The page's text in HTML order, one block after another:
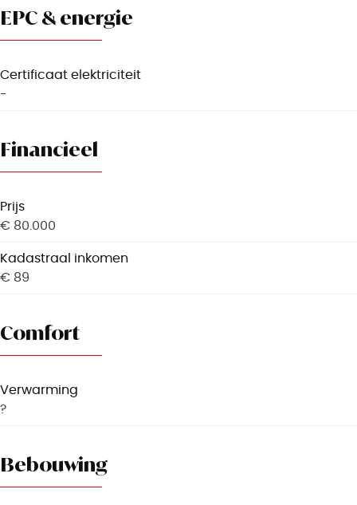
EPC & energie
Certificaat elektriciteit
-
Financieel
Prijs
€ 80.000
Kadastraal inkomen
€ 89
Comfort
Verwarming
?
Bebouwing